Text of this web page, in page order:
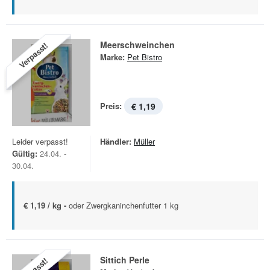
Verpasst! Meerschweinchen
Marke: Pet Bistro
Preis: € 1,19
Leider verpasst!
Gültig: 24.04. -
30.04.
Händler: Müller
€ 1,19 / kg - oder Zwergkaninchenfutter 1 kg
Sittich Perle